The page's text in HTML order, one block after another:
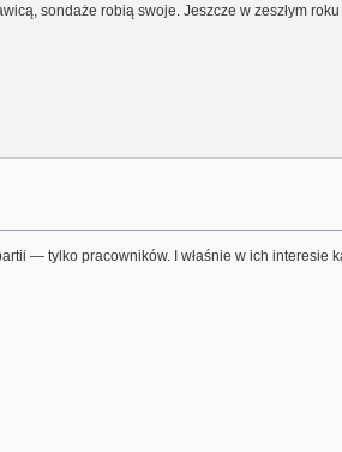
sondaże robią swoje. Jeszcze w zeszłym
— tylko pracowników. I właśnie w ich interesie